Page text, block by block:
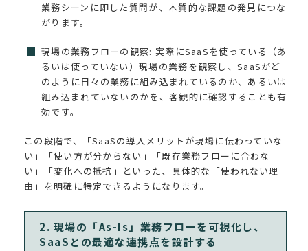
業務シーンに即した質問が、本質的な課題の発見につな
がります。
現場の業務フローの観察: 実際にSaaSを使っている（あ
るいは使っていない）現場の業務を観察し、SaaSがど
のように日々の業務に組み込まれているのか、あるいは
組み込まれていないのかを、客観的に確認することも有
効です。
この段階で、「SaaSの導入メリットが現場に伝わっていな
い」「使い方が分からない」「既存業務フローに合わな
い」「変化への抵抗」といった、具体的な「使われない理
由」を明確に特定できるようになります。
2. 現場の「As-Is」業務フローを可視化し、
SaaSとの最適な連携点を設計する